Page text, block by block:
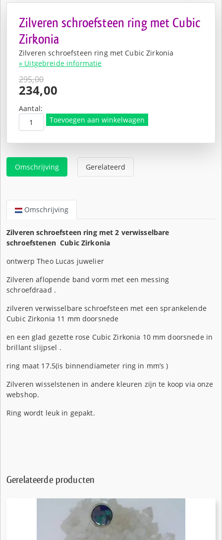
Zilveren schroefsteen ring met Cubic
Zirkonia
Zilveren schroefsteen ring met Cubic Zirkonia
» Uitgebreide informatie
295,00
Oorspronkelijke
prijs
was:
€295,00.
234,00
Huidige
prijs
is:
€234,00.
Aantal:
Toevoegen aan winkelwagen
Omschrijving Gerelateerd
Omschrijving
Zilveren schroefsteen ring met 2 verwisselbare
schroefstenen Cubic Zirkonia
ontwerp Theo Lucas juwelier
Zilveren aflopende band vorm met een messing
schroefdraad .
zilveren verwisselbare schroefsteen met een sprankelende
Cubic Zirkonia 11 mm doorsnede
en een glad gezette rose Cubic Zirkonia 10 mm doorsnede in
brillant slijpsel .
ring maat 17.5(is binnendiameter ring in mm’s )
Zilveren wisselstenen in andere kleuren zijn te koop via onze
webshop.
Ring wordt leuk in gepakt.
Gerelateerde producten